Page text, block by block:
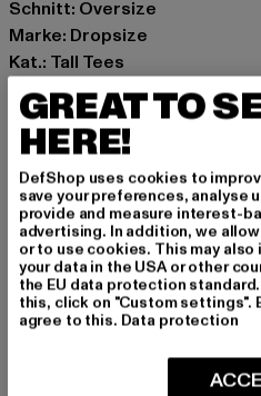
Schnitt: Oversize
Marke: Dropsize
Kat.: Tall Tees
Farbe: schwarz
Hersteller Farbe: navy
Materialzusammensetzung:
Art.Nr: DSTS140NVY-00155
Hersteller: Dropsize GmbH |
Motzener Straße 6 | 12277
GRÖSSE & PASSFORM
GREAT TO
HERE!
DefShop uses cookies to
save your preferences, analyse
provide and measure interest-
advertising. In addition, we
or to use cookies. This may
your data in the USA or other
the EU data protection
this, click on "Custom settings".
agree to this. Data protection